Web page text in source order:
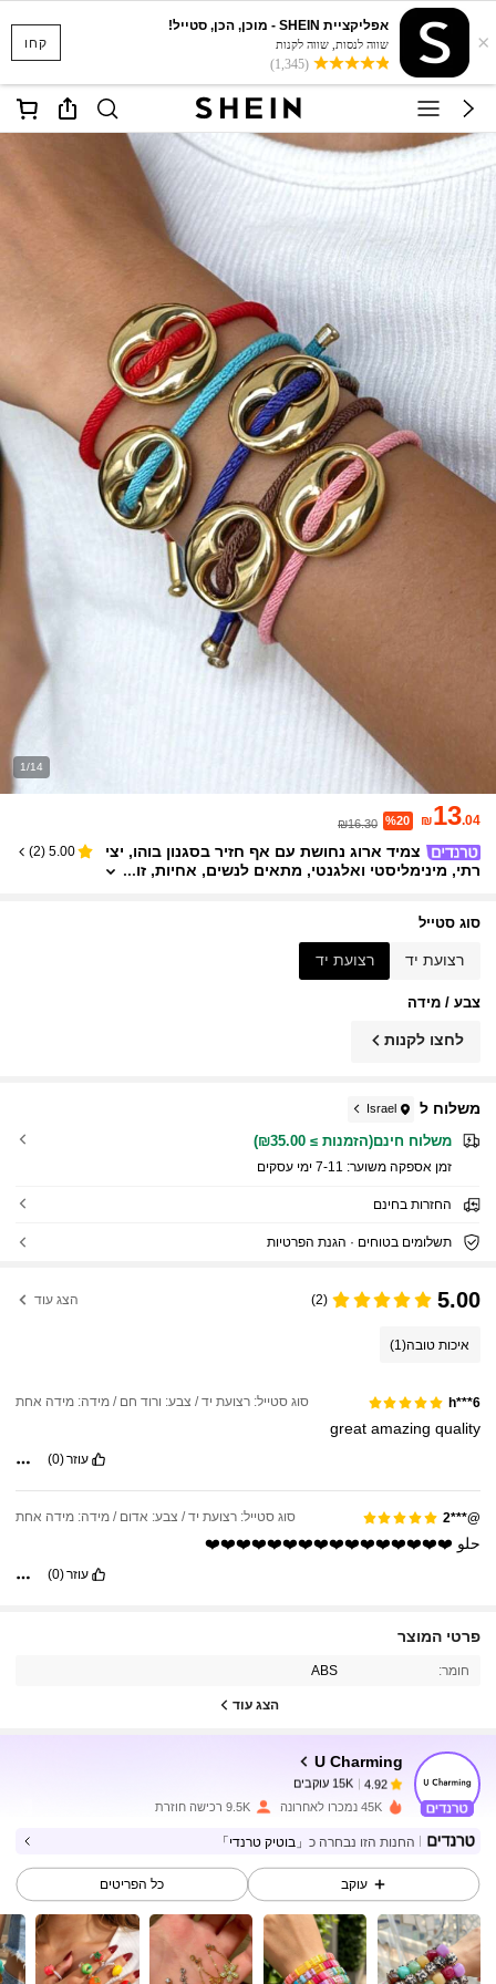
קחו ×
אפליקציית SHEIN - מוכן, הכן, סטייל!
שווה לנסות, שווה לקנות
(1,345)
1/14
₪13.04
%20
₪16.30
צמיד ארוג נחושת עם אף חזיר בסגנון בוהו, יצי
רתי, מינימליסטי ואלגנטי, מתאים לנשים, אחיות, זו
לחופשות חוף בקיץ, לא אלרגני, מידה מתכווננת
5.00
(
2
)
סוג סטייל
רצועת יד רצועת יד
צבע / מידה
לחצו לקנות
משלוח ל Israel
משלוח חינם(הזמנות ≥ ₪35.00)
זמן אספקה ​​משוער: 7-11 ימי עסקים
החזרות בחינם
תשלומים בטוחים · הגנת הפרטיות
5.00
(2) הצג עוד
איכות טובה(1)
h***6 סוג סטייל: רצועת יד / צבע: ורוד חם / מידה: מידה אחת
great amazing quality
עוזר(0)
@***2 סוג סטייל: רצועת יד / צבע: אדום / מידה: מידה אחת
حلو ❤️❤️❤️❤️❤️❤️❤️❤️❤️❤️❤️❤️❤️❤️❤️❤️
עוזר(0)
פרטי המוצר
חומר: ABS
הצג עוד
U Charming
4.92
15K עוקבים
a***l
שילםלפני יום אחד
4.92 15K עוקבים
4.92 15K עוקבים
45K נמכרו לאחרונה 9.5K רכישה חוזרת
החנות הזו נבחרה כ 「בוטיק טרנדי」
עוקב כל הפריטים